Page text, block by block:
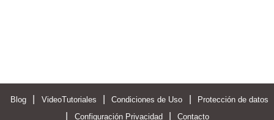
Blog VideoTutoriales Condiciones de Uso Protección de datos
Configuración Privacidad Contacto